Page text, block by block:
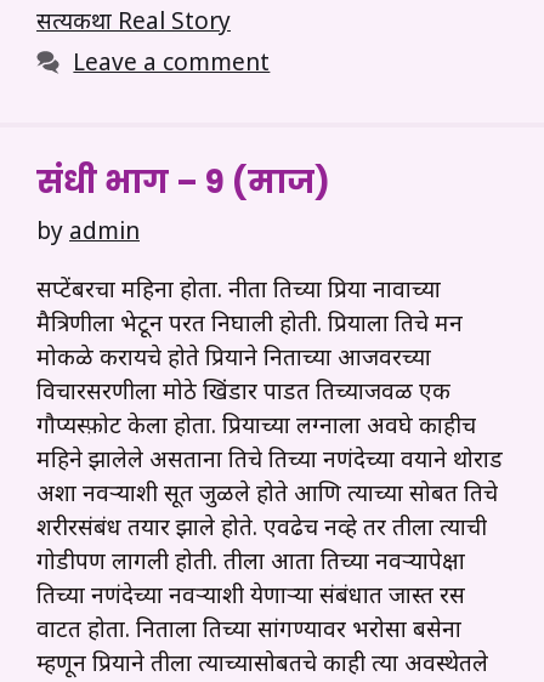
सत्यकथा Real Story
Leave a comment
संधी भाग – 9 (माज)
by admin
सप्टेंबरचा महिना होता. नीता तिच्या प्रिया नावाच्या
मैत्रिणीला भेटून परत निघाली होती. प्रियाला तिचे मन
मोकळे करायचे होते प्रियाने निताच्या आजवरच्या
विचारसरणीला मोठे खिंडार पाडत तिच्याजवळ एक
गौप्यस्फ़ोट केला होता. प्रियाच्या लग्नाला अवघे काहीच
महिने झालेले असताना तिचे तिच्या नणंदेच्या वयाने थोराड
अशा नवऱ्याशी सूत जुळले होते आणि त्याच्या सोबत तिचे
शरीरसंबंध तयार झाले होते. एवढेच नव्हे तर तीला त्याची
गोडीपण लागली होती. तीला आता तिच्या नवऱ्यापेक्षा
तिच्या नणंदेच्या नवऱ्याशी येणाऱ्या संबंधात जास्त रस
वाटत होता. निताला तिच्या सांगण्यावर भरोसा बसेना
म्हणून प्रियाने तीला त्याच्यासोबतचे काही त्या अवस्थेतले